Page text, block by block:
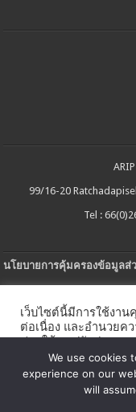
99/16-20
Tel :
นโยบายการคุ้มครองข้อมูลส่
นโยบายการใช้คกกี้
นโยบายความปลอดภัยของ
เว็บไซต์นี้มีการใช้งาน
ต่อเนื่อง และอำนวยค
ช่วยให้เราปรับปรุงกา
ของท่าน โดยสามาร
คุกกี้
We use cookies
experience on our
will